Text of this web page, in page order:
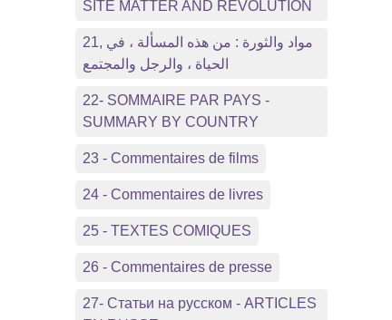
SITE MATTER AND REVOLUTION
21, مواد والثورة : من هذه المسألة ، في
الحياة ، والرجل والمجتمع
22- SOMMAIRE PAR PAYS -
SUMMARY BY COUNTRY
23 - Commentaires de films
24 - Commentaires de livres
25 - TEXTES COMIQUES
26 - Commentaires de presse
27- Статьи на русском - ARTICLES